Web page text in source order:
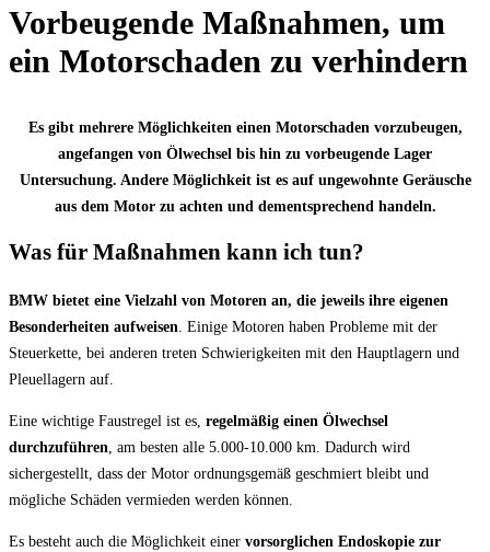
Vorbeugende Maßnahmen, um
ein Motorschaden zu verhindern
Es gibt mehrere Möglichkeiten einen Motorschaden vorzubeugen,
angefangen von Ölwechsel bis hin zu vorbeugende Lager
Untersuchung. Andere Möglichkeit ist es auf ungewohnte Geräusche
aus dem Motor zu achten und dementsprechend handeln.
Was für Maßnahmen kann ich tun?
BMW bietet eine Vielzahl von Motoren an, die jeweils ihre eigenen
Besonderheiten aufweisen . Einige Motoren haben Probleme mit der
Steuerkette, bei anderen treten Schwierigkeiten mit den Hauptlagern und
Pleuellagern auf.
Eine wichtige Faustregel ist es, regelmäßig einen Ölwechsel
durchzuführen , am besten alle 5.000-10.000 km. Dadurch wird
sichergestellt, dass der Motor ordnungsgemäß geschmiert bleibt und
mögliche Schäden vermieden werden können.
Es besteht auch die Möglichkeit einer vorsorglichen Endoskopie zur